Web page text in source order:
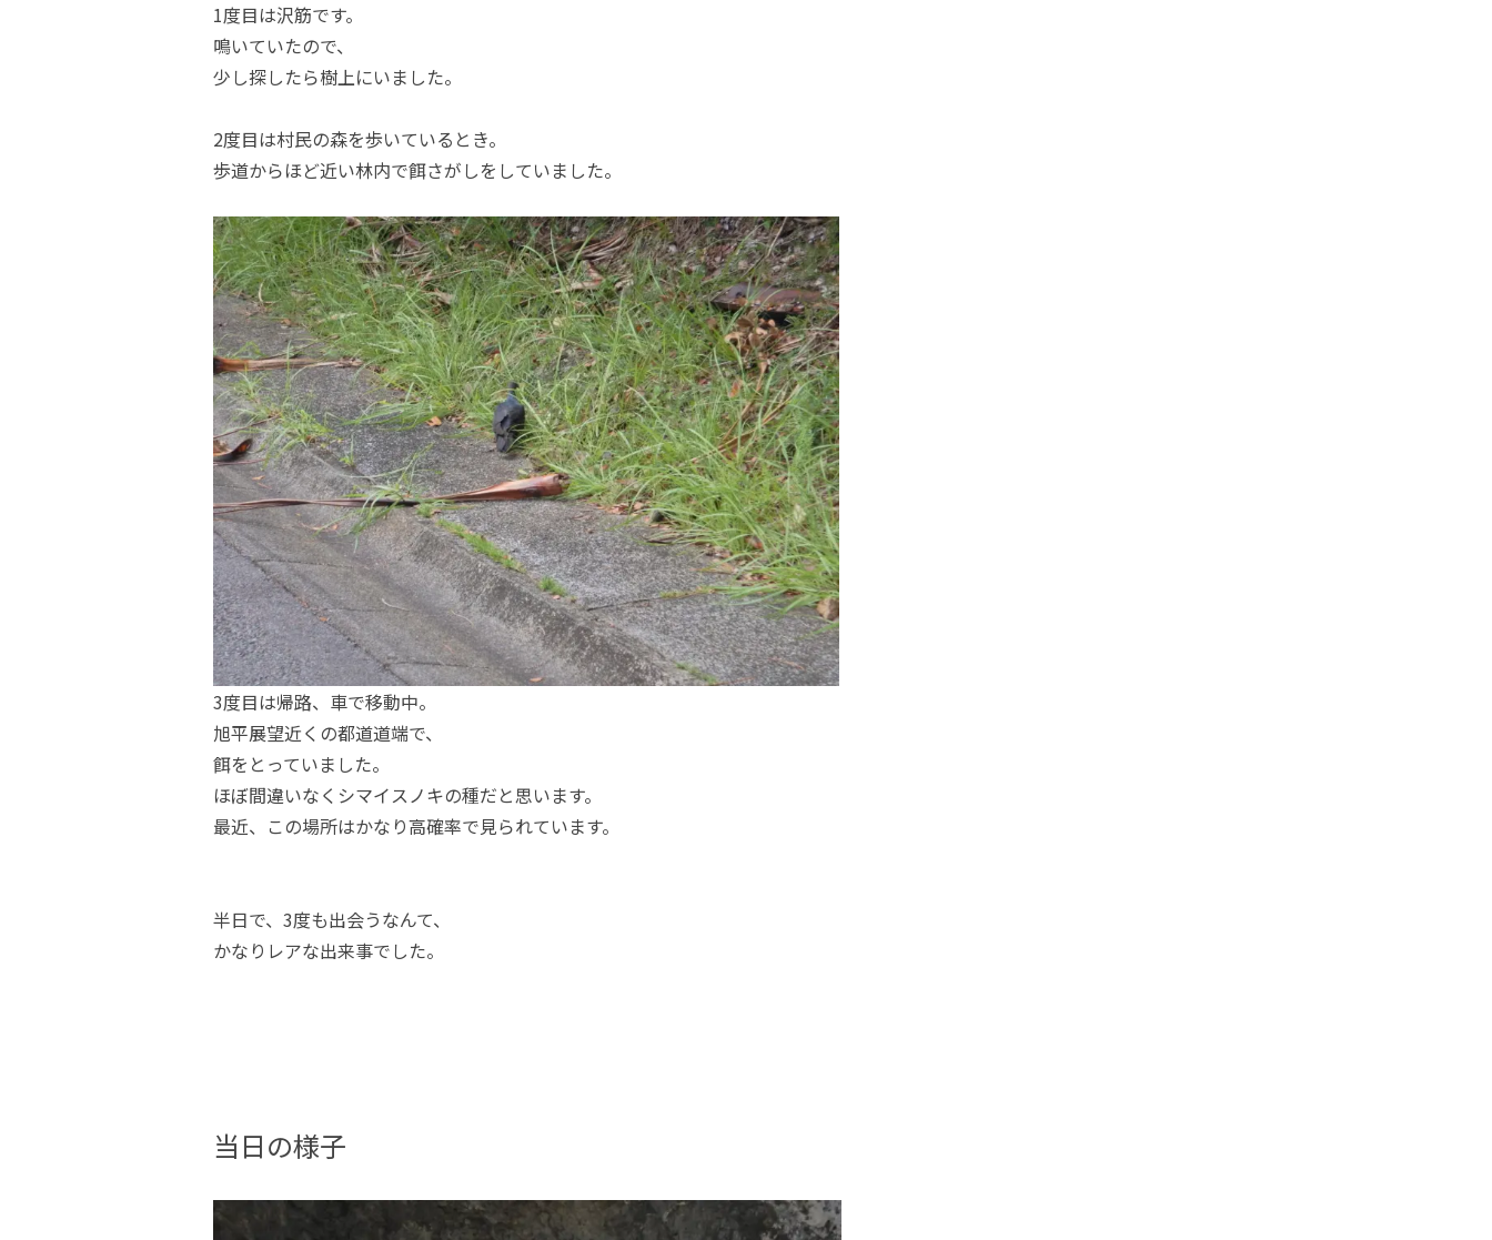
1度目は沢筋です。
鳴いていたので、
少し探したら樹上にいました。
2度目は村民の森を歩いているとき。
歩道からほど近い林内で餌さがしをしていました。
3度目は帰路、車で移動中。
旭平展望近くの都道道端で、
餌をとっていました。
ほぼ間違いなくシマイスノキの種だと思います。
最近、この場所はかなり高確率で見られています。
半日で、3度も出会うなんて、
かなりレアな出来事でした。
当日の様子